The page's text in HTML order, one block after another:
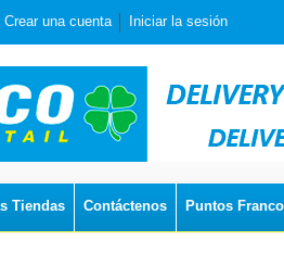
Crear una cuenta Iniciar la sesión
Tiendas Contáctenos Puntos Franco